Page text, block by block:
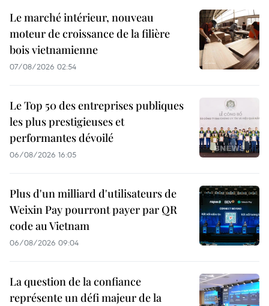
Le marché intérieur, nouveau
moteur de croissance de la filière
bois vietnamienne
07/08/2026 02:54
Le Top 50 des entreprises publiques
les plus prestigieuses et
performantes dévoilé
06/08/2026 16:05
Plus d'un milliard d'utilisateurs de
Weixin Pay pourront payer par QR
code au Vietnam
06/08/2026 09:04
La question de la confiance
représente un défi majeur de la